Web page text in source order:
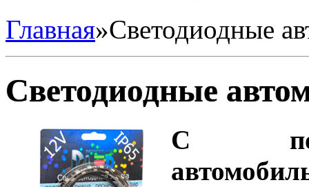
Главная»Светодиодные
Светодиодные
С